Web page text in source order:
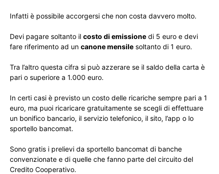
Infatti è possibile accorgersi che non costa davvero molto.
Devi pagare soltanto il costo di emissione di 5 euro e devi
fare riferimento ad un canone mensile soltanto di 1 euro.
Tra l’altro questa cifra si può azzerare se il saldo della carta è
pari o superiore a 1.000 euro.
In certi casi è previsto un costo delle ricariche sempre pari a 1
euro, ma puoi ricaricare gratuitamente se scegli di effettuare
un bonifico bancario, il servizio telefonico, il sito, l’app o lo
sportello bancomat.
Sono gratis i prelievi da sportello bancomat di banche
convenzionate e di quelle che fanno parte del circuito del
Credito Cooperativo.